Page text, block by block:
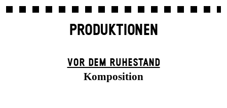
PRODUKTIONEN
VOR DEM RUHESTAND
Komposition